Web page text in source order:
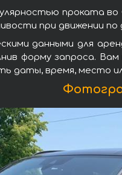
проката
при движении по
данными для
форму запроса.
даты, время, место